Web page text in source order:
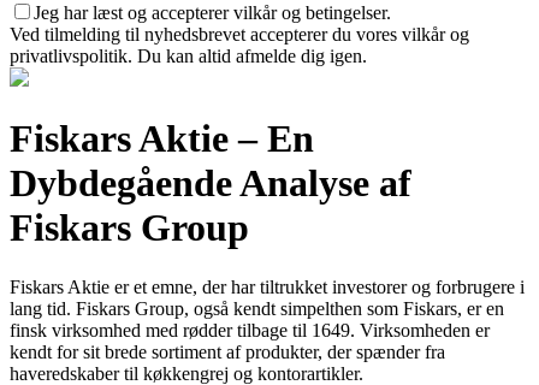
Jeg har læst og accepterer vilkår og betingelser.
Ved tilmelding til nyhedsbrevet accepterer du vores vilkår og
privatlivspolitik. Du kan altid afmelde dig igen.
Fiskars Aktie – En
Dybdegående Analyse af
Fiskars Group
Fiskars Aktie er et emne, der har tiltrukket investorer og forbrugere i
lang tid. Fiskars Group, også kendt simpelthen som Fiskars, er en
finsk virksomhed med rødder tilbage til 1649. Virksomheden er
kendt for sit brede sortiment af produkter, der spænder fra
haveredskaber til køkkengrej og kontorartikler.